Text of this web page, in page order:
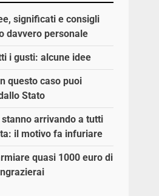
significati e consigli
davvero personale
i gusti: alcune idee
questo caso puoi
Stato
arrivando a tutti
il motivo fa infuriare
quasi 1000 euro di